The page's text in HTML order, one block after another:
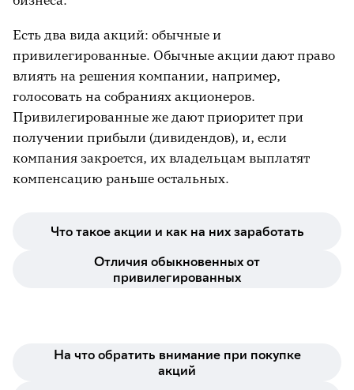
Брокерский счёт
Волатильность
Голубые фишки
Депозитарий
Диверсификация
Доверительное управление (ДУ)
Индивидуальный инвестиционный счёт
Есть два вида акций: обычные и
привилегированные. Обычные акции дают право
влиять на решения компании, например,
голосовать на собраниях акционеров.
Привилегированные же дают приоритет при
получении прибыли (дивидендов), и, если
компания закроется, их владельцам выплатят
компенсацию раньше остальных.
Что такое акции и как на них заработать
Отличия обыкновенных от
привилегированных
На что обратить внимание при покупке
акций